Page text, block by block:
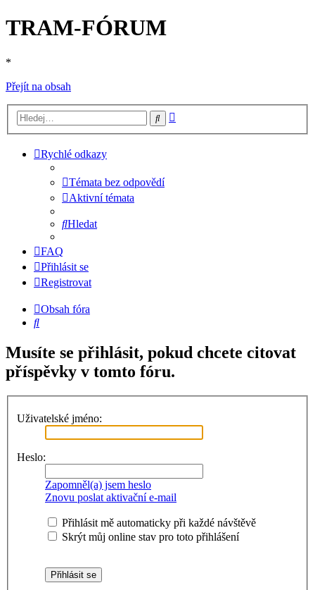
TRAM-FÓRUM
*
Přejít na obsah
Hledat
Rychlé odkazy
Témata bez odpovědí
Aktivní témata
Hledat
FAQ
Přihlásit se
Registrovat
Obsah fóra
Hledat
Musíte se přihlásit, pokud chcete citovat
příspěvky v tomto fóru.
Uživatelské jméno:
Heslo:
Zapomněl(a) jsem heslo
Znovu poslat aktivační e-mail
Přihlásit mě automaticky při každé návštěvě
Skrýt můj online stav pro toto přihlášení